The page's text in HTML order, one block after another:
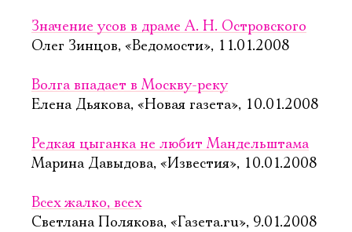
Значение усов в драме А. Н. Островского
Олег Зинцов, «Ведомости», 11.01.2008
Волга впадает в Москву-реку
Елена Дьякова, «Новая газета», 10.01.2008
Редкая цыганка не любит Мандельштама
Марина Давыдова, «Известия», 10.01.2008
Всех жалко, всех
Светлана Полякова, «Газета.ru», 9.01.2008